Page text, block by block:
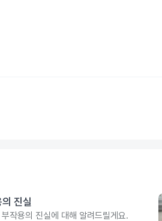
진실
작용의 진실에 대해 알려드릴게요.